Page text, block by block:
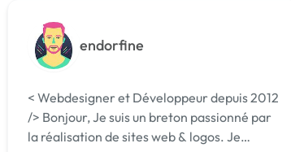
endorfine
< Webdesigner et Développeur depuis 2012
/> Bonjour, Je suis un breton passionné par
la réalisation de sites web & logos. Je